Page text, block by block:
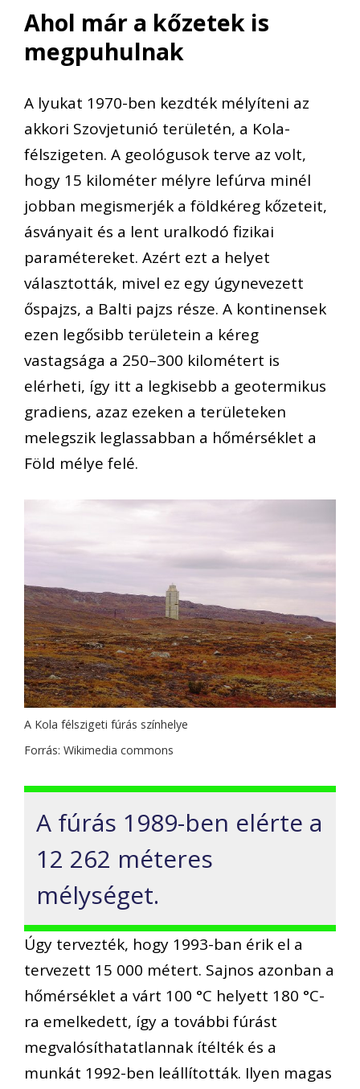
Ahol már a kőzetek is
megpuhulnak
A lyukat 1970-ben kezdték mélyíteni az
akkori Szovjetunió területén, a Kola-
félszigeten. A geológusok terve az volt,
hogy 15 kilométer mélyre lefúrva minél
jobban megismerjék a földkéreg kőzeteit,
ásványait és a lent uralkodó fizikai
paramétereket. Azért ezt a helyet
választották, mivel ez egy úgynevezett
őspajzs, a Balti pajzs része. A kontinensek
ezen legősibb területein a kéreg
vastagsága a 250–300 kilométert is
elérheti, így itt a legkisebb a geotermikus
gradiens, azaz ezeken a területeken
melegszik leglassabban a hőmérséklet a
Föld mélye felé.
A Kola félszigeti fúrás színhelye
Forrás: Wikimedia commons
A fúrás 1989-ben elérte a
12 262 méteres
mélységet.
Úgy tervezték, hogy 1993-ban érik el a
tervezett 15 000 métert. Sajnos azonban a
hőmérséklet a várt 100 °C helyett 180 °C-
ra emelkedett, így a további fúrást
megvalósíthatatlannak ítélték és a
munkát 1992-ben leállították. Ilyen magas